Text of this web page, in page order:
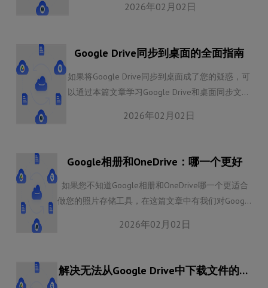
2026年02月02日
Google Drive同步到桌面的全面指南
如果将Google Drive同步到桌面成了您的疑惑，可
以通过本篇文章学习Google Drive和桌面同步文件
2026年02月02日
Google相册和OneDrive：哪一个更好
如果您不知道Google相册和OneDrive哪一个更适合
做您的照片存储工具，在这篇文章中有我们对Google
更快地选择。
2026年02月02日
解决无法从Google Drive中下载文件的13